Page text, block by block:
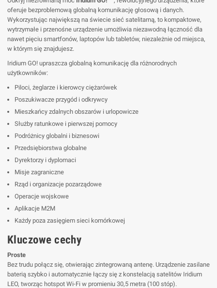
oferuje bezproblemową globalną komunikację głosową i danych.
Wykorzystując największą na świecie sieć satelitarną, to kompaktowe,
wytrzymałe i przenośne urządzenie umożliwia niezawodną łączność dla
nawet pięciu smartfonów, laptopów lub tabletów, niezależnie od miejsca,
w którym się znajdujesz.
Iridium GO! upraszcza globalną komunikację dla różnorodnych
użytkowników:
Piloci, żeglarze i kierowcy ciężarówek
Poszukiwacze przygód i odkrywcy
Mieszkańcy zdalnych obszarów i urlopowicze
Służby ratunkowe i pierwszej pomocy
Podróżnicy globalni i biznesowi
Przedsiębiorstwa globalne
Dyrektorzy i dyplomaci
Misje zagraniczne
Rząd i organizacje pozarządowe
Operacje wojskowe
Aplikacje M2M
Każdy poza zasięgiem sieci komórkowej
Kluczowe cechy
Proste
Bez trudu połącz się, otwierając zintegrowaną antenę. Urządzenie zasilane
baterią szybko i automatycznie łączy się z konstelacją satelitów Iridium
LEO, tworząc hotspot Wi-Fi w promieniu 30,5 metra (100 stóp).